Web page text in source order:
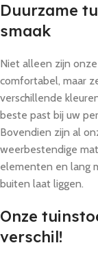
Duurzame
smaak
Niet alleen zijn
comfortabel, maar
verschillende
beste past bij uw
Bovendien zijn al
weerbestendige
elementen en lang
buiten laat liggen.
Onze
verschil!